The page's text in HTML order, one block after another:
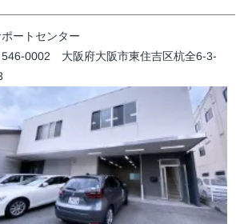
ートセンター
546-0002 大阪府大阪市東住吉区杭全6-3-